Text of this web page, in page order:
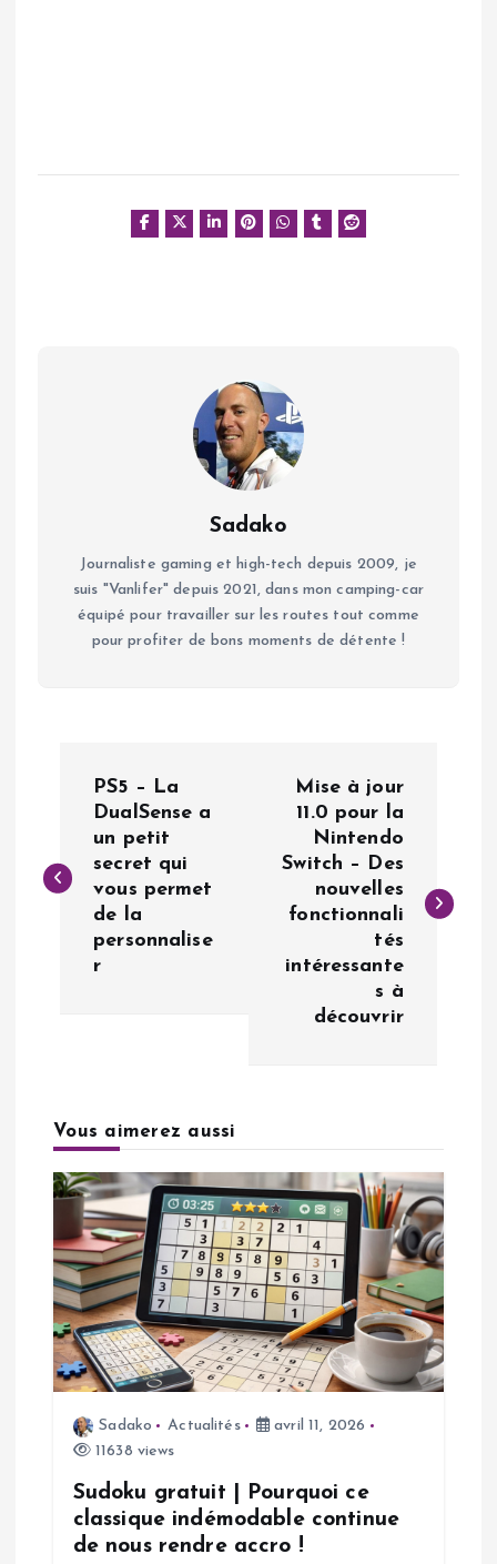
Sadako
Journaliste gaming et high-tech depuis 2009, je
suis "Vanlifer" depuis 2021, dans mon camping-car
équipé pour travailler sur les routes tout comme
pour profiter de bons moments de détente !
v
o
n
d
e
PS5 – La
DualSense a
un petit
secret qui
vous permet
de la
personnalise
r
Mise à jour
11.0 pour la
Nintendo
Switch – Des
nouvelles
fonctionnali
tés
intéressante
s à
découvrir
Vous aimerez aussi
Sadako Actualités
avril 11, 2026
11638 views
Sudoku gratuit | Pourquoi ce
classique indémodable continue
de nous rendre accro !